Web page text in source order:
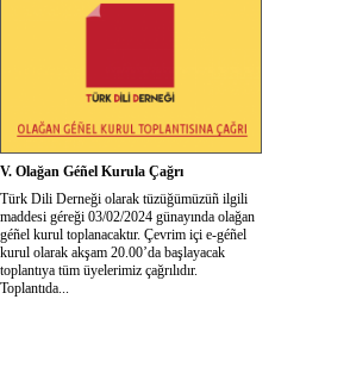
V. Olağan Géñel Kurula Çağrı
Türk Dili Derneği olarak tüzüğümüzüñ ilgili
maddesi géreği 03/02/2024 günayında olağan
géñel kurul toplanacaktır. Çevrim içi e-géñel
kurul olarak akşam 20.00’da başlayacak
toplantıya tüm üyelerimiz çağrılıdır.
Toplantıda...